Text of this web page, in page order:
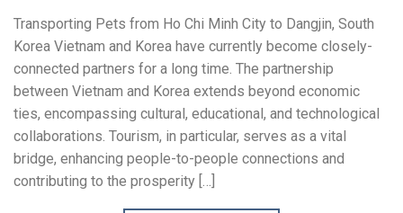
Transporting Pets from Ho Chi Minh City to Dangjin, South
Korea Vietnam and Korea have currently become closely-
connected partners for a long time. The partnership
between Vietnam and Korea extends beyond economic
ties, encompassing cultural, educational, and technological
collaborations. Tourism, in particular, serves as a vital
bridge, enhancing people-to-people connections and
contributing to the prosperity […]